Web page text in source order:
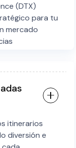
(DTX)
para tu
mercado
itinerarios
diversión e